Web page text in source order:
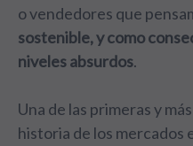
o vendedores que
sostenible, y como
niveles absurdos.
Una de las primeras y
historia de los mercados